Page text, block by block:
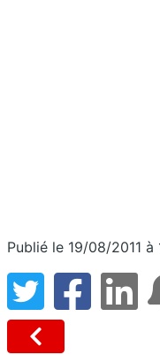
Publié le 19/08/2011 à